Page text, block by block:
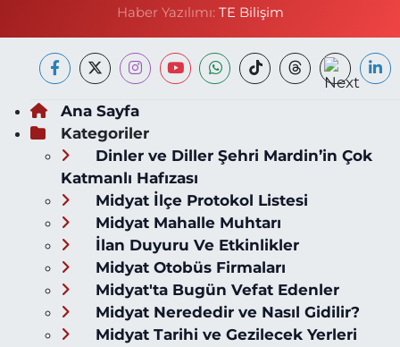
Haber Yazılımı: TE Bilişim
Ana Sayfa
Kategoriler
Dinler ve Diller Şehri Mardin’in Çok
Katmanlı Hafızası
Midyat İlçe Protokol Listesi
Midyat Mahalle Muhtarı
İlan Duyuru Ve Etkinlikler
Midyat Otobüs Firmaları
Midyat'ta Bugün Vefat Edenler
Midyat Nerededir ve Nasıl Gidilir?
Midyat Tarihi ve Gezilecek Yerleri